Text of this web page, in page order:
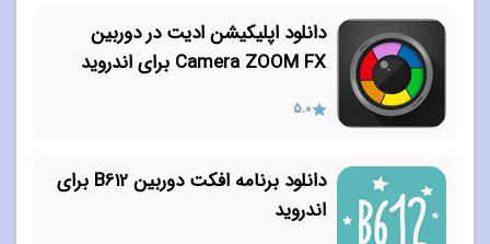
دانلود اپلیکیشن ادیت در دوربین
Camera ZOOM FX برای اندروید
5.0
دانلود برنامه افکت دوربین B612 برای
اندروید